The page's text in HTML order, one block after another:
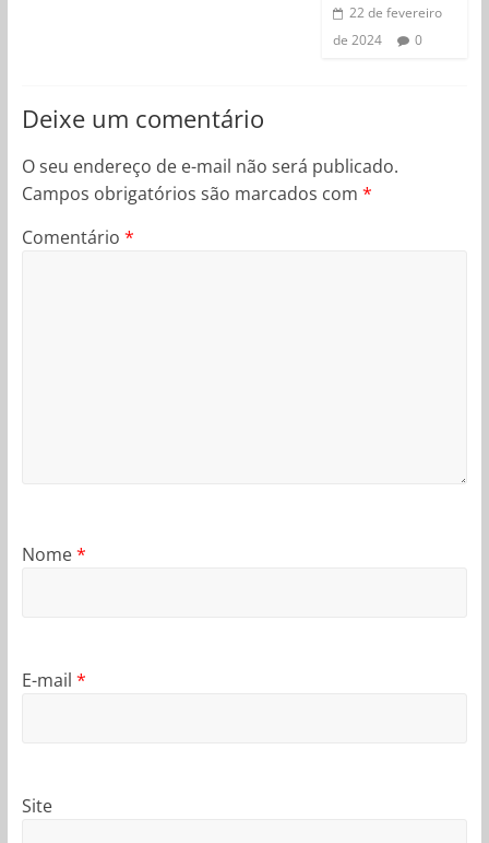
22 de fevereiro
de 2024
0
Deixe um comentário
O seu endereço de e-mail não será publicado.
Campos obrigatórios são marcados com *
Comentário *
Nome*
E-mail *
Site